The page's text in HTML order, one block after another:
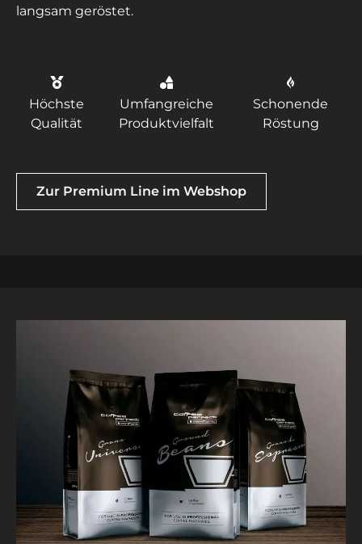
langsam geröstet.
Höchste
Qualität
Umfangreiche
Produktvielfalt
Schonende
Röstung
Zur Premium Line im Webshop